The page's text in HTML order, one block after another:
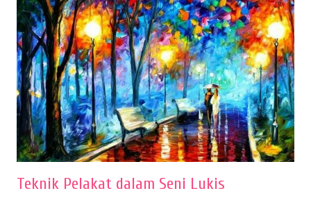
menggambar bentuk: 1. Kertas Gambar Kegiatan menggambar
membutuhkan kertas yang baik agar proses pembuatan gambar lebih
nyaman dan maksimal. Bahan kertas yang baik salah satu syaratnya
adalah tidak mudah sobek, mengingat menggambar merupakan
proses menggores dan menghapus. Kertas adalah bahan yang paling
ideal digunakan untuk menggambar. Dalam menggambar
menggunakan pen...
Teknik Pelakat dalam Seni Lukis